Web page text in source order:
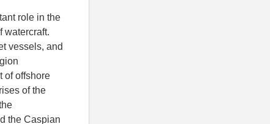
role in the
watercraft.
vessels, and
of offshore
of the
the Caspian